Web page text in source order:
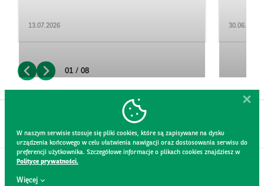
13.07.2026 30.06.2026
01 / 08
W naszym serwisie stosuje się pliki cookies, które są zapisywane na dysku
urządzenia końcowego w celu ułatwienia nawigacji oraz dostosowania serwisu do
preferencji użytkownika. Szczegółowe informacje o plikach cookies znajdziesz w
Polityce prywatności.
Więcej
REGULAMIN STRONY